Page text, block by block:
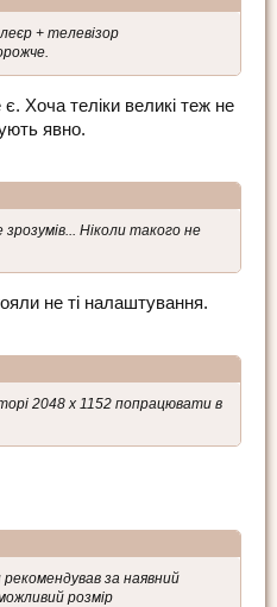
+ телевізор
Хоча теліки великі теж не
явно.
Ніколи такого не
не ті налаштування.
2048 x 1152 попрацювати в
за наявний
розмір